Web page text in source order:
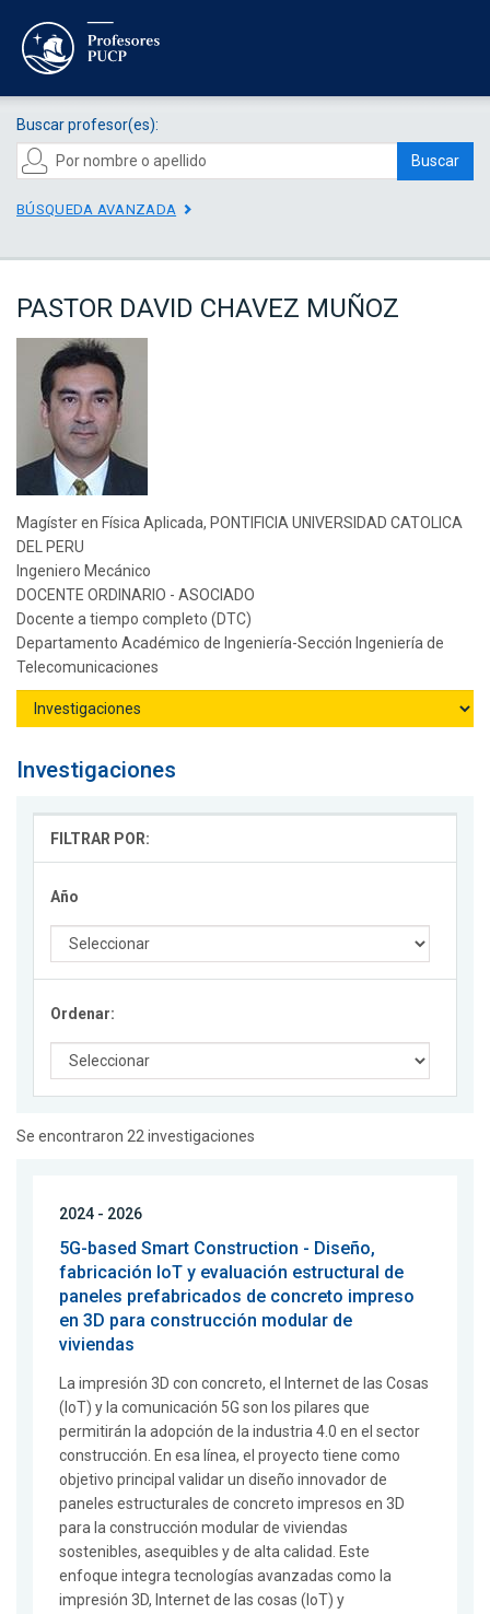
Buscar profesor(es):
Buscar
BÚSQUEDA AVANZADA
PASTOR DAVID CHAVEZ MUÑOZ
Magíster en Física Aplicada, PONTIFICIA UNIVERSIDAD CATOLICA
DEL PERU
Ingeniero Mecánico
DOCENTE ORDINARIO - ASOCIADO
Docente a tiempo completo (DTC)
Departamento Académico de Ingeniería-Sección Ingeniería de
Telecomunicaciones
Investigaciones
FILTRAR POR:
Año
Ordenar:
Se encontraron 22 investigaciones
2024 - 2026
5G-based Smart Construction - Diseño,
fabricación IoT y evaluación estructural de
paneles prefabricados de concreto impreso
en 3D para construcción modular de
viviendas
La impresión 3D con concreto, el Internet de las Cosas
(IoT) y la comunicación 5G son los pilares que
permitirán la adopción de la industria 4.0 en el sector
construcción. En esa línea, el proyecto tiene como
objetivo principal validar un diseño innovador de
paneles estructurales de concreto impresos en 3D
para la construcción modular de viviendas
sostenibles, asequibles y de alta calidad. Este
enfoque integra tecnologías avanzadas como la
impresión 3D, Internet de las cosas (IoT) y